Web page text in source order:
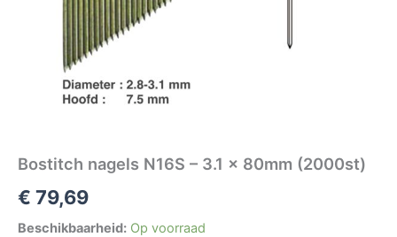
Bostitch nagels N16S – 3.1 x 80mm (2000st)
€ 79,69
Beschikbaarheid: Op voorraad